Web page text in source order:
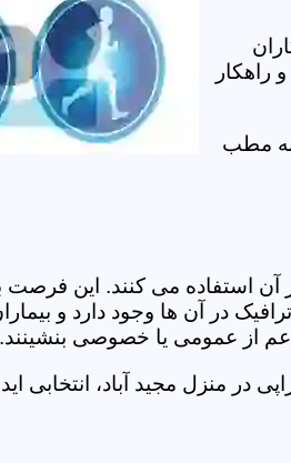
راهکار
به مطب
از آن استفاده می کنند. این
در آن ها وجود دارد و
اعم از عمومی یا خصوصی بنشینند.
در منزل مجید آباد، انتخابی